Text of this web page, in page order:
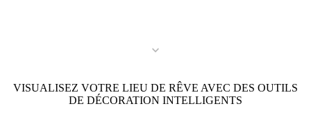
VISUALISEZ VOTRE LIEU DE RÊVE AVEC DES OUTILS
DE DÉCORATION INTELLIGENTS